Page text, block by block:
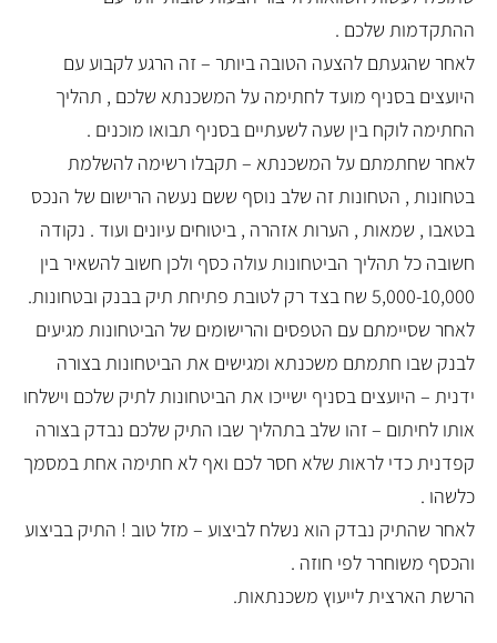
ההתקדמות שלכם .
לאחר שהגעתם להצעה הטובה ביותר – זה הרגע לקבוע עם
היועצים בסניף מועד לחתימה על המשכנתא שלכם , תהליך
החתימה לוקח בין שעה לשעתיים בסניף תבואו מוכנים .
לאחר שחתמתם על המשכנתא – תקבלו רשימה להשלמת
בטחונות , הטחונות זה שלב נוסף ששם נעשה הרישום של הנכס
בטאבו , שמאות , הערות אזהרה , ביטוחים עיונים ועוד . נקודה
חשובה כל תהליך הביטחונות עולה כסף ולכן חשוב להשאיר בין
5,000-10,000 שח בצד רק לטובת פתיחת תיק בבנק ובטחונות.
לאחר שסיימתם עם הטפסים והרישומים של הביטחונות מגיעים
לבנק שבו חתמתם משכנתא ומגישים את הביטחונות בצורה
ידנית – היועצים בסניף ישייכו את הביטחונות לתיק שלכם וישלחו
אותו לחיתום – זהו שלב בתהליך שבו התיק שלכם נבדק בצורה
קפדנית כדי לראות שלא חסר לכם ואף לא חתימה אחת במסמך
כלשהו .
לאחר שהתיק נבדק הוא נשלח לביצוע – מזל טוב ! התיק בביצוע
והכסף משוחרר לפי חוזה .
הרשת הארצית לייעוץ משכנתאות.